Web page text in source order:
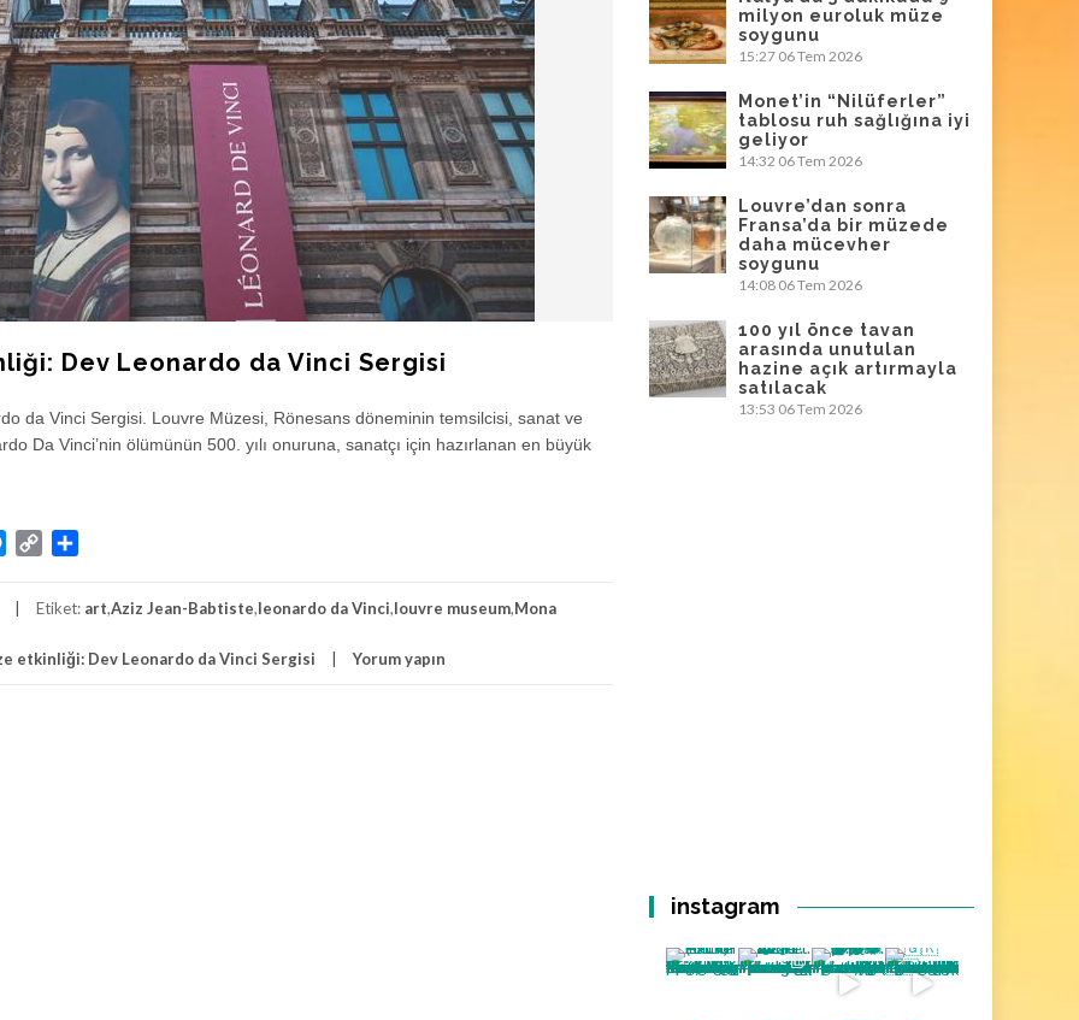
Dev Leonardo da Vinci Sergisi
da Vinci Sergisi. Louvre Müzesi, Rönesans döneminin temsilcisi, sanat ve
Da Vinci’nin ölümünün 500. yılı onuruna, sanatçı için hazırlanan en büyük
Messenger
Copy
Etiket: art,Aziz Jean-Babtiste,leonardo da Vinci,louvre museum,Mona
etkinliği: Dev Leonardo da Vinci Sergisi Yorum yapın
milyon euroluk müze
soygunu
15:27 06 Tem 2026
Monet’in “Nilüferler”
tablosu ruh sağlığına iyi
geliyor
14:32 06 Tem 2026
Louvre’dan sonra
Fransa’da bir müzede
daha mücevher
soygunu
14:08 06 Tem 2026
100 yıl önce tavan
arasında unutulan
hazine açık artırmayla
satılacak
13:53 06 Tem 2026
instagram